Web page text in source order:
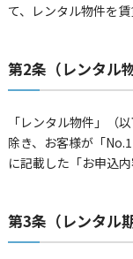
て、レンタル物件を賃
第2条（レンタル物
「レンタル物件」（
除き、お客様が「
に記載した「お申込内
第3条（レンタル期